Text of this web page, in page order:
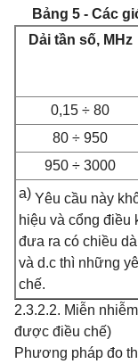
Bảng 5 - Các
Dải tần số, MHz
0,15 ÷ 80
80 ÷ 950
950 ÷ 3000
a) Yêu cầu này
hiệu và cổng điều
đưa ra có chiều
và d.c thì những
chế.
2.3.2.2. Miễn
được điều chế)
Phương pháp đo